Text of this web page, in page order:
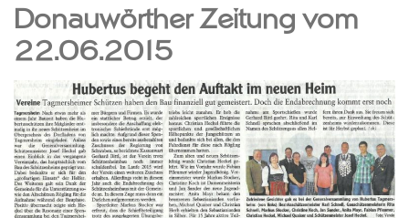
Donauwörther Zeitung vom
22.06.2015